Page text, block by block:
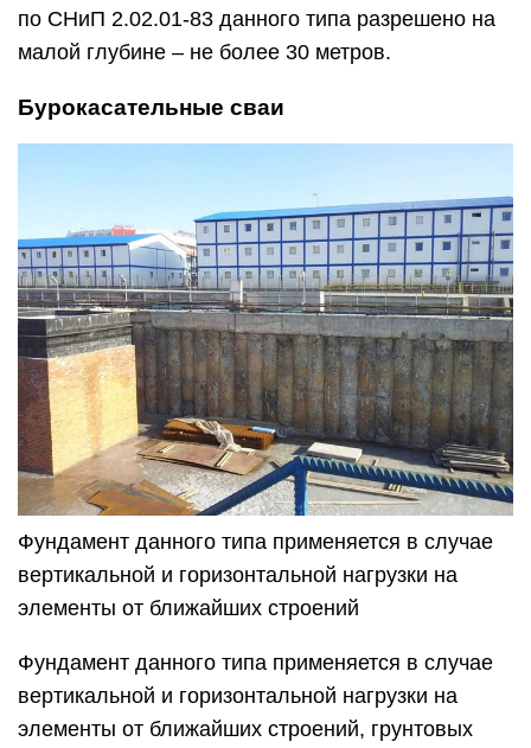
по СНиП 2.02.01-83 данного типа разрешено на
малой глубине – не более 30 метров.
Бурокасательные сваи
Фундамент данного типа применяется в случае
вертикальной и горизонтальной нагрузки на
элементы от ближайших строений
Фундамент данного типа применяется в случае
вертикальной и горизонтальной нагрузки на
элементы от ближайших строений, грунтовых